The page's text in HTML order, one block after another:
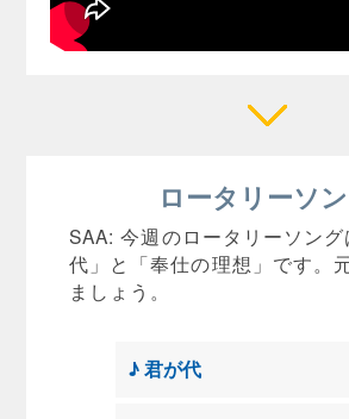
ロータリーソ
SAA: 今週のロータリーソン
代」と「奉仕の理想」です。
ましょう。
♪ 君が代